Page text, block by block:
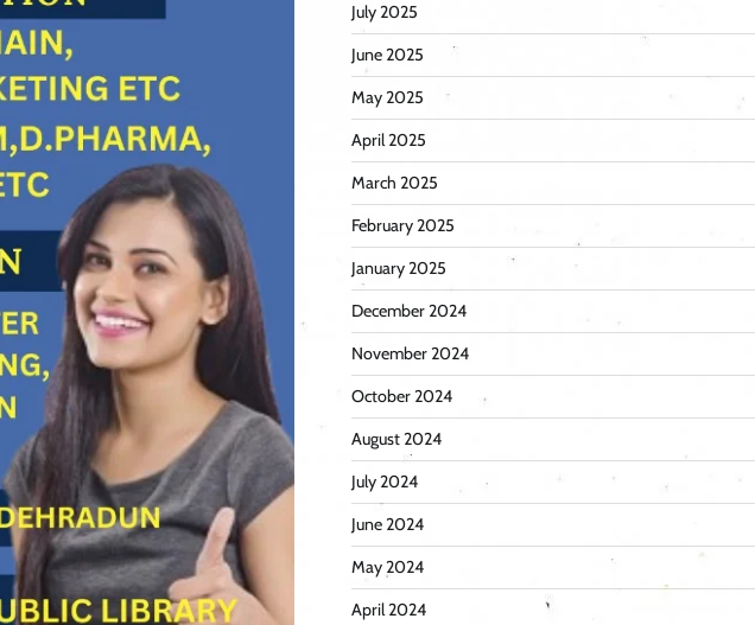
July 2025
June 2025
May 2025
April 2025
March 2025
February 2025
January 2025
December 2024
November 2024
October 2024
August 2024
July 2024
June 2024
May 2024
April 2024